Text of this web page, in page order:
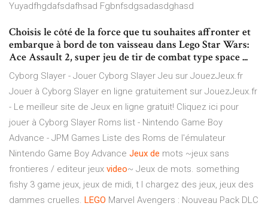
Yuyadfhgdafsdafhsad Fgbnfsdgsadasdghasd
Choisis le côté de la force que tu souhaites affronter et
embarque à bord de ton vaisseau dans Lego Star Wars:
Ace Assault 2, super jeu de tir de combat type space ...
Cyborg Slayer - Jouer Cyborg Slayer Jeu sur JouezJeux.fr
Jouer à Cyborg Slayer en ligne gratuitement sur JouezJeux.fr
- Le meilleur site de Jeux en ligne gratuit! Cliquez ici pour
jouer à Cyborg Slayer Roms list - Nintendo Game Boy
Advance - JPM Games Liste des Roms de l'émulateur
Nintendo Game Boy Advance Jeux de mots ~jeux sans
frontieres / editeur jeux video~ Jeux de mots. something
fishy 3 game jeux, jeux de midi, t l chargez des jeux, jeux des
dammes cruelles. LEGO Marvel Avengers : Nouveau Pack DLC